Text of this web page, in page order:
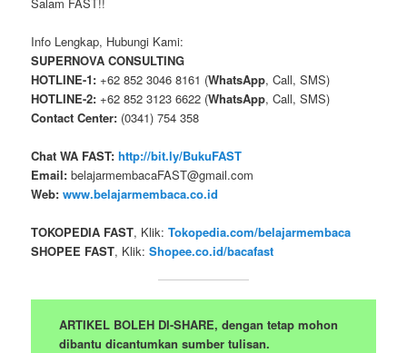
Info Lengkap, Hubungi Kami:
SUPERNOVA CONSULTING
HOTLINE-1: +62 852 3046 8161 (WhatsApp, Call, SMS)
HOTLINE-2: +62 852 3123 6622 (WhatsApp, Call, SMS)
Contact Center: (0341) 754 358
Chat WA FAST: http://bit.ly/BukuFAST
Email: belajarmembacaFAST@gmail.com
Web: www.belajarmembaca.co.id
TOKOPEDIA FAST, Klik:Tokopedia.com/belajarmembaca
SHOPEE FAST, Klik:Shopee.co.id/bacafast
ARTIKEL BOLEH DI-SHARE, dengan tetap mohon
dibantu dicantumkan sumber tulisan.